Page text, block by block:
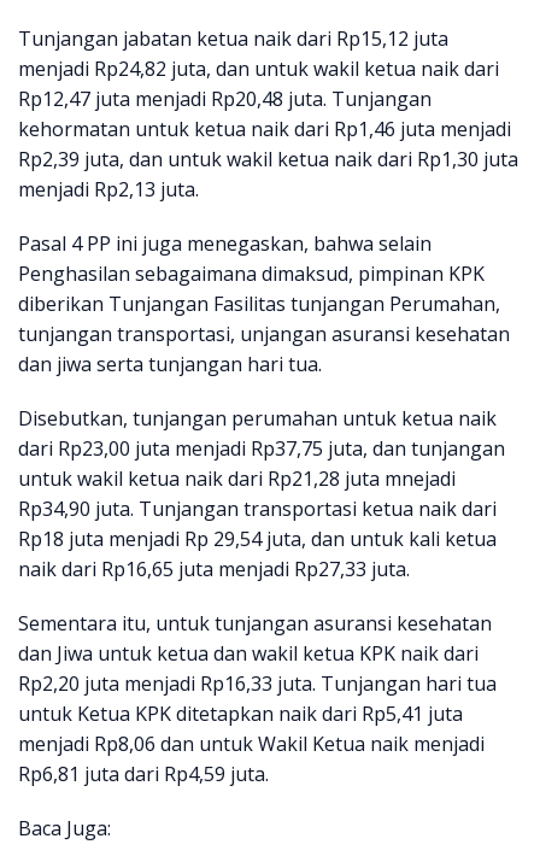
Tunjangan jabatan ketua naik dari Rp15,12 juta
menjadi Rp24,82 juta, dan untuk wakil ketua naik dari
Rp12,47 juta menjadi Rp20,48 juta. Tunjangan
kehormatan untuk ketua naik dari Rp1,46 juta menjadi
Rp2,39 juta, dan untuk wakil ketua naik dari Rp1,30 juta
menjadi Rp2,13 juta.
Pasal 4 PP ini juga menegaskan, bahwa selain
Penghasilan sebagaimana dimaksud, pimpinan KPK
diberikan Tunjangan Fasilitas tunjangan Perumahan,
tunjangan transportasi, unjangan asuransi kesehatan
dan jiwa serta tunjangan hari tua.
Disebutkan, tunjangan perumahan untuk ketua naik
dari Rp23,00 juta menjadi Rp37,75 juta, dan tunjangan
untuk wakil ketua naik dari Rp21,28 juta mnejadi
Rp34,90 juta. Tunjangan transportasi ketua naik dari
Rp18 juta menjadi Rp 29,54 juta, dan untuk kali ketua
naik dari Rp16,65 juta menjadi Rp27,33 juta.
Sementara itu, untuk tunjangan asuransi kesehatan
dan Jiwa untuk ketua dan wakil ketua KPK naik dari
Rp2,20 juta menjadi Rp16,33 juta. Tunjangan hari tua
untuk Ketua KPK ditetapkan naik dari Rp5,41 juta
menjadi Rp8,06 dan untuk Wakil Ketua naik menjadi
Rp6,81 juta dari Rp4,59 juta.
Baca Juga: